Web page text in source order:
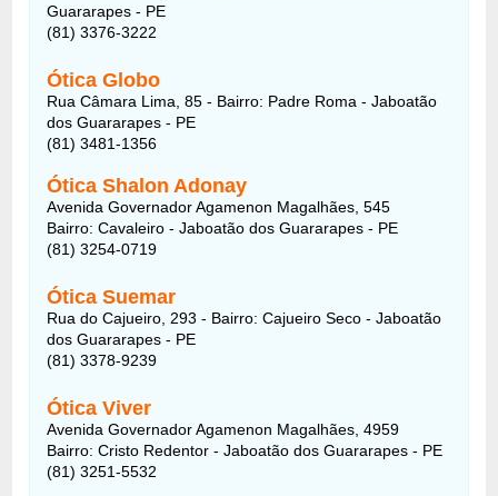
Guararapes - PE
(81) 3376-3222
Ótica Globo
Rua Câmara Lima, 85 - Bairro: Padre Roma - Jaboatão
dos Guararapes - PE
(81) 3481-1356
Ótica Shalon Adonay
Avenida Governador Agamenon Magalhães, 545
Bairro: Cavaleiro - Jaboatão dos Guararapes - PE
(81) 3254-0719
Ótica Suemar
Rua do Cajueiro, 293 - Bairro: Cajueiro Seco - Jaboatão
dos Guararapes - PE
(81) 3378-9239
Ótica Viver
Avenida Governador Agamenon Magalhães, 4959
Bairro: Cristo Redentor - Jaboatão dos Guararapes - PE
(81) 3251-5532